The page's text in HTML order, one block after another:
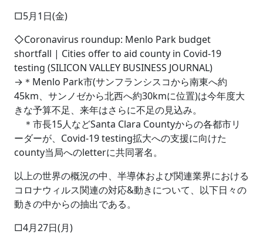
□5月1日(金)
◇Coronavirus roundup: Menlo Park budget
shortfall | Cities offer to aid county in Covid-19
testing (SILICON VALLEY BUSINESS JOURNAL)
→＊Menlo Park市(サンフランシスコから南東へ約
45km、サンノゼから北西へ約30kmに位置)は今年度大
きな予算不足、来年はさらに不足の見込み。
＊市長15人などSanta Clara Countyからの各都市リ
ーダーが、Covid-19 testing拡大への支援に向けた
county当局へのletterに共同署名。
以上の世界の概況の中、半導体および関連業界における
コロナウィルス関連の対応&動きについて、以下日々の
動きの中からの抽出である。
□4月27日(月)